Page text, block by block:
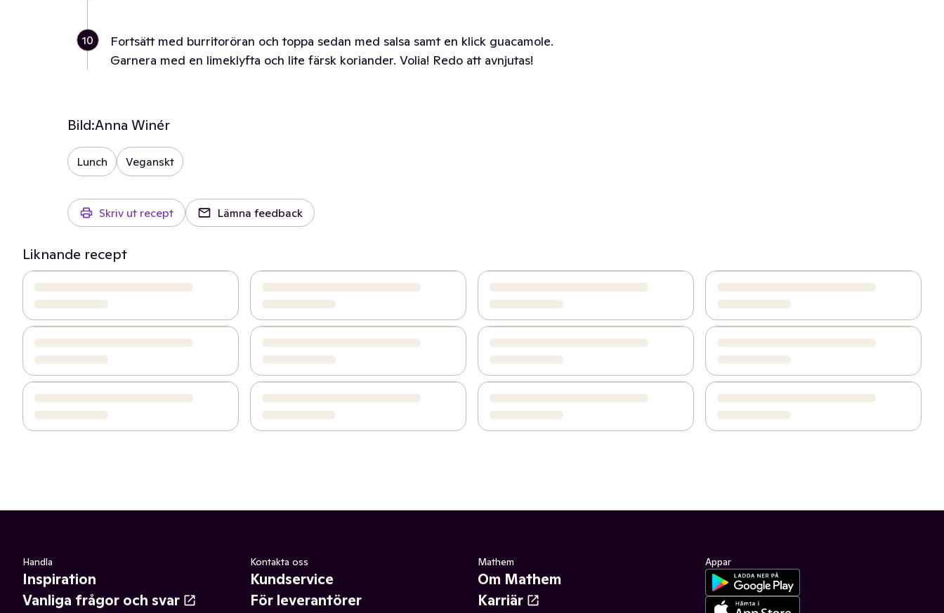
10
Fortsätt med burritoröran och toppa sedan med salsa samt en klick guacamole.
Garnera med en limeklyfta och lite färsk koriander. Volia! Redo att avnjutas!
Bild:Anna Winér
Lunch Veganskt
Skriv ut recept Lämna feedback
Liknande recept
Handla
Inspiration
Vanliga frågor och svar
Kontakta oss
Kundservice
För leverantörer
Mathem
Om Mathem
Karriär
Appar